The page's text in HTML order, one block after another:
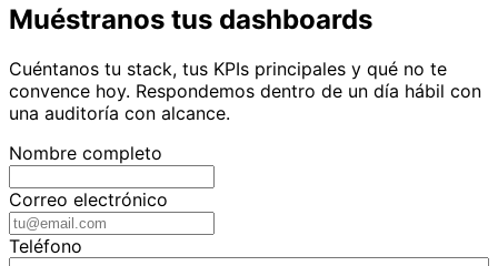
Muéstranos tus dashboards
Cuéntanos tu stack, tus KPIs principales y qué no te
convence hoy. Respondemos dentro de un día hábil con
una auditoría con alcance.
Nombre completo
Correo electrónico
Teléfono